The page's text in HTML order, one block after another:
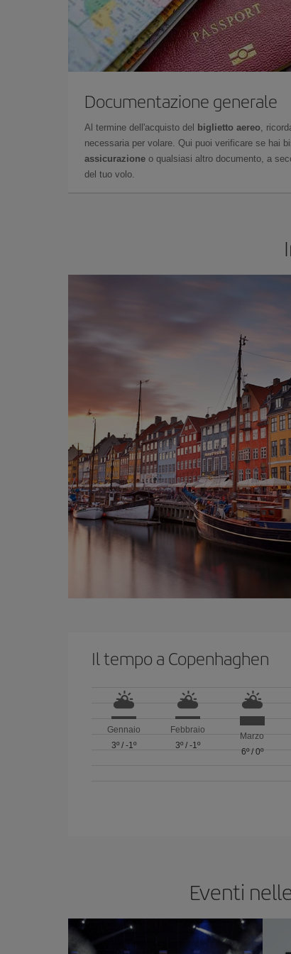
Documentazione generale
Al termine dell'acquisto del biglietto aereo,
necessaria per volare. Qui puoi verificare se hai
assicurazione o qualsiasi altro documento, a
del tuo volo.
Il tempo a Copenhaghen
Gennaio
3º/ -1º
Febbraio
3º /-1º
Marzo
6º/ 0º
Eventi